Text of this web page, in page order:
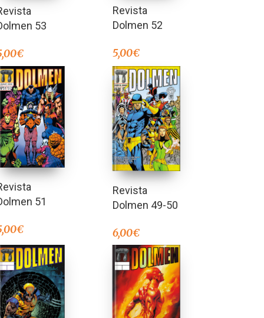
53
€
Revista
Dolmen 52
5,00€
51
€
Revista
Dolmen 49-50
6,00€